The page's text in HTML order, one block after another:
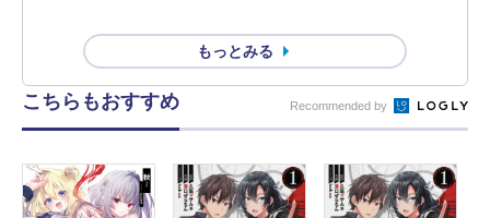
もっとみる
こちらもおすすめ Recommended by